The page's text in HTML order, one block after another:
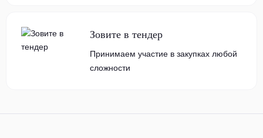
Зовите в тендер
Принимаем участие в закупках любой
сложности